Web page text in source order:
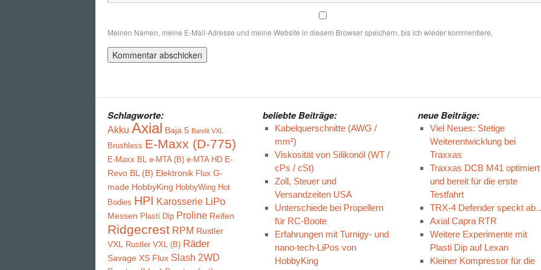
Meinen Namen, meine E-Mail-Adresse und meine Website in diesem Browser speichern, bis ich wieder kommentiere.
Schlagworte:
Akku Axial Baja 5 Bandit VXL
Brushless E-Maxx (D-775)
E-Maxx BL e-MTA (B) e-MTA HD E-
Revo BL (B) Elektronik Flux G-
made HobbyKing HobbyWing Hot
Bodies HPI Karosserie LiPo
Messen Plasti Dip Proline Reifen
Ridgecrest RPM Rustler
VXL
Rustler VXL (B) Räder
Savage XS Flux Slash 2WD
beliebte Beiträge:
Kabelquerschnitte (AWG /
mm²)
Viskosität von Silikonöl (WT /
cPs / cSt)
Zoll, Steuer und
Versandzeiten USA
Unterschiede bei Propellern
für RC-Boote
Erfahrungen mit Turnigy- und
nano-tech-LiPos von
HobbyKing
neue Beiträge:
Viel Neues: Stetige
Weiterentwicklung bei
Traxxas
Traxxas DCB M41 optimiert
und bereit für die erste
Testfahrt
TRX-4 Defender speckt
Axial Capra RTR
Weitere Experimente mit
Plasti Dip auf Lexan
Kleiner Kompressor für die